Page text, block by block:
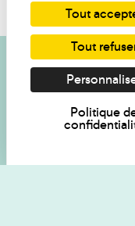
Je
Tout
Tout
Politique